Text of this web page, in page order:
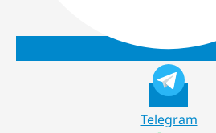
Telegram